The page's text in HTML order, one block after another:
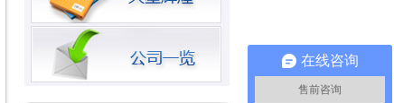
在线咨询
售前咨询